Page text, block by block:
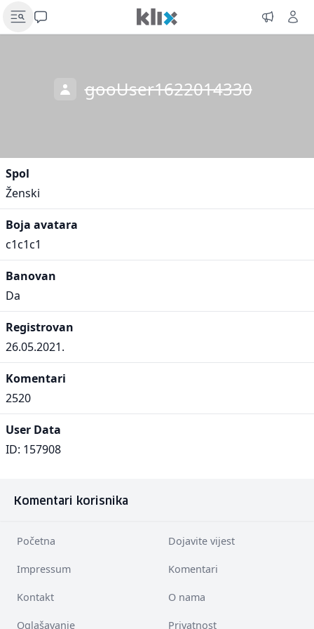
gooUser1622014330
Spol
Ženski
Boja avatara
c1c1c1
Banovan
Da
Registrovan
26.05.2021.
Komentari
2520
User Data
ID: 157908
Komentari korisnika
Početna Dojavite vijest
Impressum Komentari
Kontakt O nama
Oglašavanje Privatnost